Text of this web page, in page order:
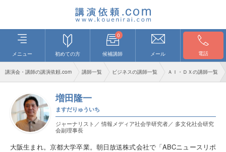
メニュー 初めての方
0
候補講師 メール 電話
講演会・講師の講演依頼.com 講師一覧 ビジネスの講師一覧 ＡＩ・ＤＸの講師一覧
増田隆一
ますだりゅういち
ジャーナリスト／ 情報メディア社会学研究者／ 多文化社会研究
会副理事長
大阪生まれ。京都大学卒業。朝日放送株式会社で「ABCニュースリポ